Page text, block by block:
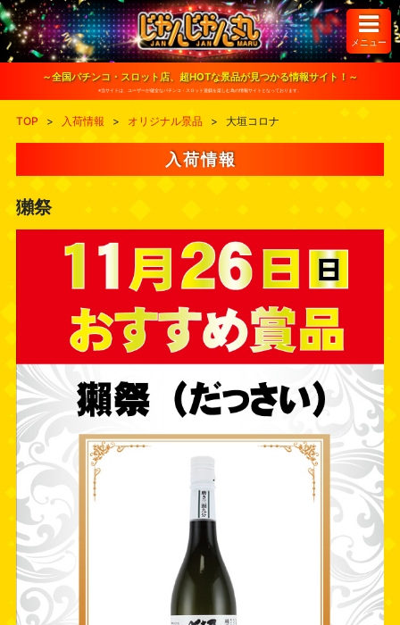
S
k
i
o
メニュー
～全国パチンコ・スロット店、超HOTな景品が見つかる情報サイト！～
※当サイトは、ユーザーが健全なパチンコ・スロット遊戯を楽しむ為の情報サイトとなっております。
TOP > 入荷情報 > オリジナル景品 > 大垣コロナ
入荷情報
獺祭